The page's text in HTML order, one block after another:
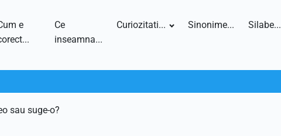
e
Ce
inseamna...
Curiozitati... Sinonime... Silabe...
sau suge-o?